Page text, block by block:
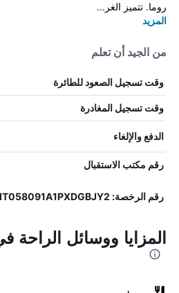
روما. تتميز الغر...
المزيد
من الجيد أن تعلم
وقت تسجيل الصعود للطائرة
وقت تسجيل المغادرة
الدفع والإلغاء
رقم مكتب الاستقبال
رقم الرخصة: IT058091A1PXDGBJY2
المزايا ووسائل